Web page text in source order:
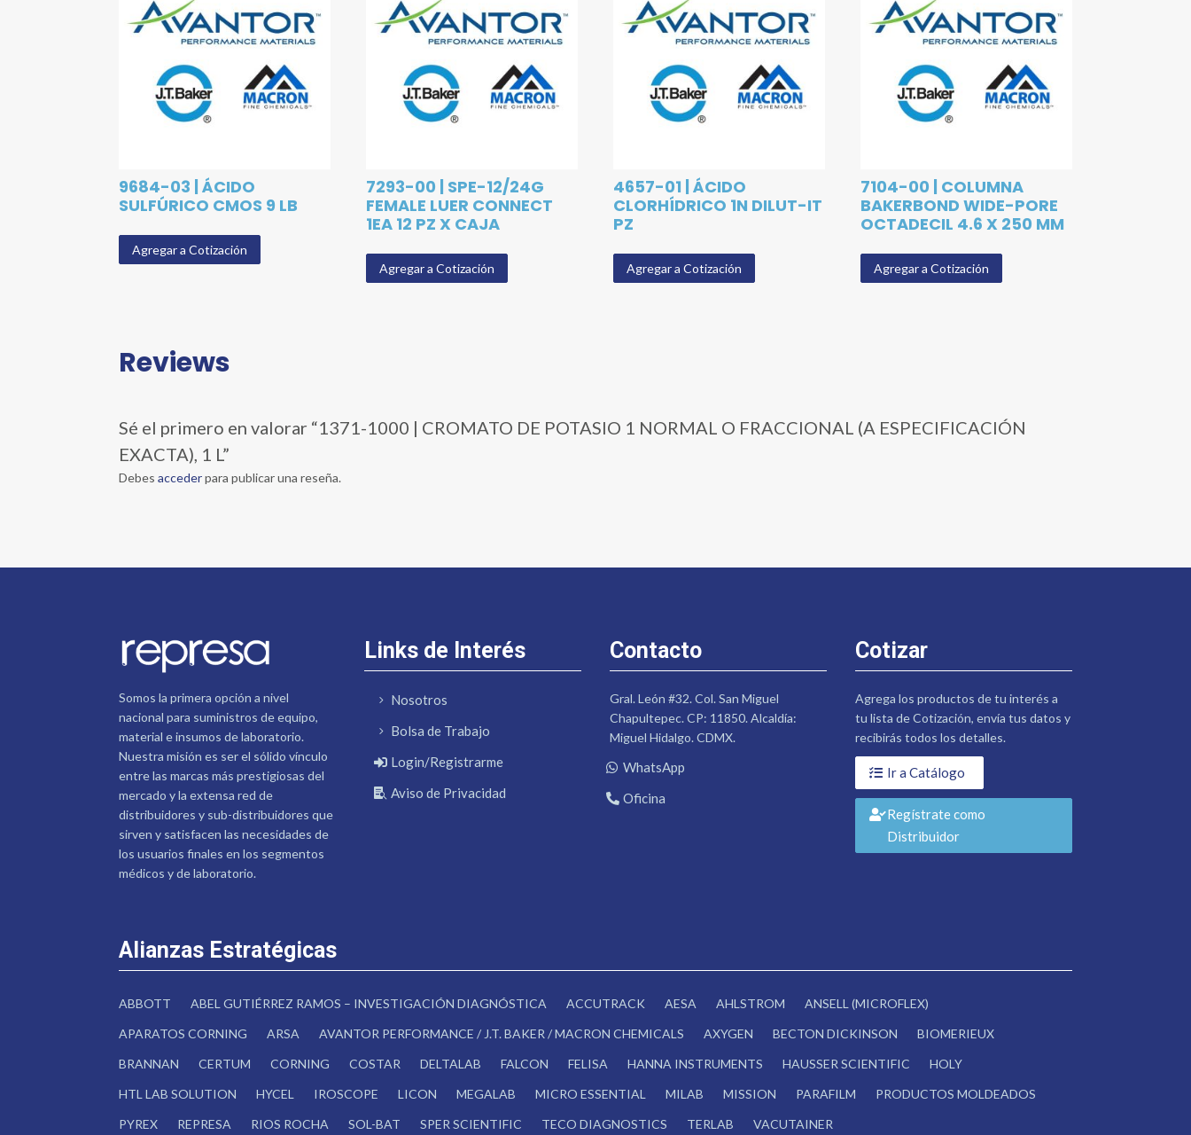
9684-03 | ÁCIDO
SULFÚRICO CMOS 9 LB
Agregar a Cotización
7293-00 | SPE-12/24G
FEMALE LUER CONNECT
1EA 12 PZ X CAJA
Agregar a Cotización
4657-01 | ÁCIDO
CLORHÍDRICO 1N DILUT-IT
PZ
Agregar a Cotización
7104-00 | COLUMNA
BAKERBOND WIDE-PORE
OCTADECIL 4.6 X 250 MM
Agregar a Cotización
Reviews
Sé el primero en valorar “1371-1000 | CROMATO DE POTASIO 1 NORMAL O FRACCIONAL (A ESPECIFICACIÓN
EXACTA), 1 L”
Debesaccederpara publicar una reseña.
Somos la primera opción a nivel
nacional para suministros de equipo,
material e insumos de laboratorio.
Nuestra misión es ser el sólido vínculo
entre las marcas más prestigiosas del
mercado y la extensa red de
distribuidores y sub-distribuidores que
sirven y satisfacen las necesidades de
los usuarios finales en los segmentos
médicos y de laboratorio.
Links de Interés
Nosotros
Bolsa de Trabajo
Login/Registrarme
Aviso de Privacidad
Contacto
Gral. León #32. Col. San Miguel
Chapultepec. CP: 11850. Alcaldía:
Miguel Hidalgo. CDMX.
WhatsApp
Oficina
Cotizar
Agrega los productos de tu interés a
tu lista de Cotización, envía tus datos y
recibirás todos los detalles.
Ir a Catálogo
Regístrate como
Distribuidor
Alianzas Estratégicas
ABBOTT ABEL GUTIÉRREZ RAMOS – INVESTIGACIÓN DIAGNÓSTICA ACCUTRACK AESA AHLSTROM
ANSELL (MICROFLEX)
APARATOS CORNING
ARSA AVANTOR PERFORMANCE / J.T. BAKER / MACRON CHEMICALS AXYGEN BECTON DICKINSON
BIOMERIEUX
BRANNAN
CERTUM CORNING COSTAR DELTALAB FALCON FELISA HANNA INSTRUMENTS HAUSSER SCIENTIFIC
HOLY
HTL LAB SOLUTION
HYCEL IROSCOPE LICON MEGALAB MICRO ESSENTIAL MILAB MISSION PARAFILM
PRODUCTOS MOLDEADOS
PYREX
REPRESA RIOS ROCHA SOL-BAT SPER SCIENTIFIC TECO DIAGNOSTICS TERLAB VACUTAINER